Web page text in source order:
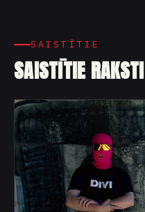
SAISTĪTIE
SAISTĪTIE RAKSTI